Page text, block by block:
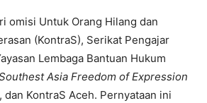
omisi Untuk Orang Hilang dan
(KontraS), Serikat Pengajar
Lembaga Bantuan Hukum
Asia Freedom of Expression
dan KontraS Aceh. Pernyataan ini